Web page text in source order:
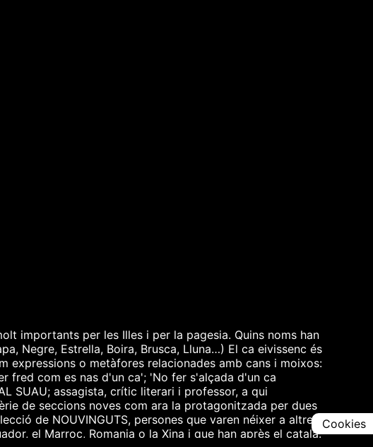
importants per les Illes i per la pagesia. Quins noms han
Negre, Estrella, Boira, Brusca, Lluna…) El ca eivissenc és
expressions o metàfores relacionades amb cans i moixos:
fred com es nas d'un ca'; 'No fer s'alçada d'un ca
SUAU; assagista, crític literari i professor, a qui
de seccions noves com ara la protagonitzada per dues
de NOUVINGUTS, persones que varen néixer a altres
el Marroc, Romania o la Xina i que han après el català.
Cookies